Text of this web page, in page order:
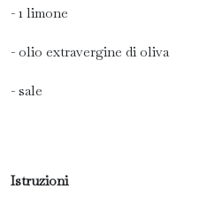
- 1 limone
- olio extravergine di oliva
- sale
Istruzioni